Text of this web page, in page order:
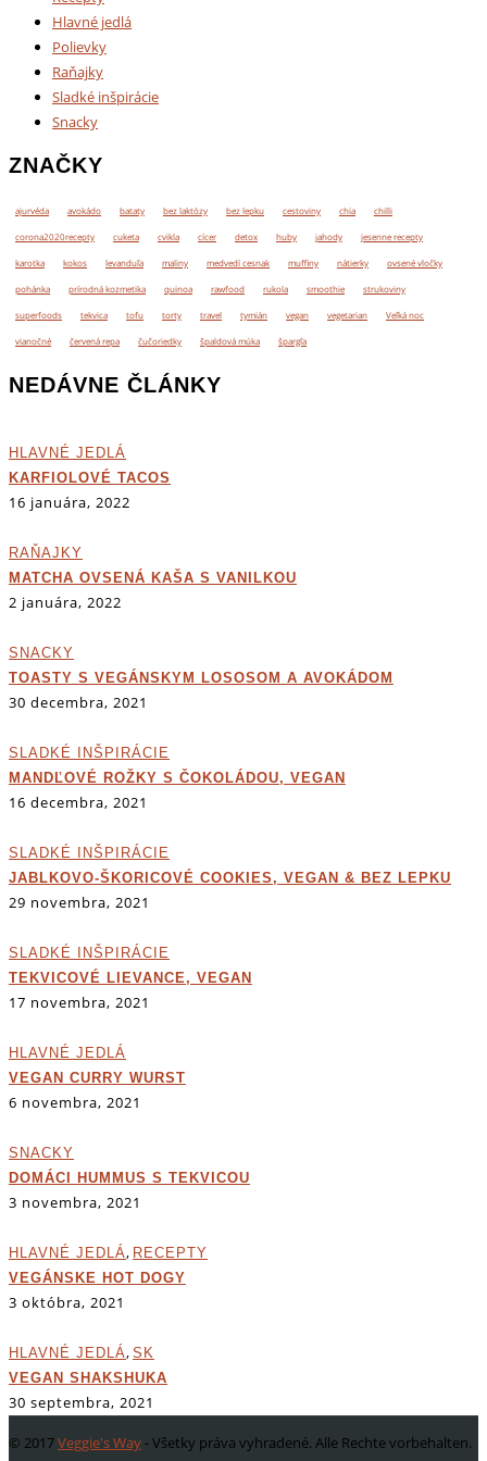
Hlavné jedlá
Polievky
Raňajky
Sladké inšpirácie
Snacky
ZNAČKY
ajurvéda avokádo bataty bez laktózy bez lepku cestoviny chia chilli
corona2020recepty cuketa cvikla cícer detox huby jahody jesenne recepty
karotka kokos levanduľa maliny medvedí cesnak muffiny nátierky ovsené vločky
pohánka prírodná kozmetika quinoa rawfood rukola smoothie strukoviny
superfoods tekvica tofu torty travel tymián vegan vegetarian Veľká noc
vianočné červená repa čučoriedky špaldová múka špargľa
NEDÁVNE ČLÁNKY
HLAVNÉ JEDLÁ
KARFIOLOVÉ TACOS
16 januára, 2022
RAŇAJKY
MATCHA OVSENÁ KAŠA S VANILKOU
2 januára, 2022
SNACKY
TOASTY S VEGÁNSKYM LOSOSOM A AVOKÁDOM
30 decembra, 2021
SLADKÉ INŠPIRÁCIE
MANDĽOVÉ ROŽKY S ČOKOLÁDOU, VEGAN
16 decembra, 2021
SLADKÉ INŠPIRÁCIE
JABLKOVO-ŠKORICOVÉ COOKIES, VEGAN & BEZ LEPKU
29 novembra, 2021
SLADKÉ INŠPIRÁCIE
TEKVICOVÉ LIEVANCE, VEGAN
17 novembra, 2021
HLAVNÉ JEDLÁ
VEGAN CURRY WURST
6 novembra, 2021
SNACKY
DOMÁCI HUMMUS S TEKVICOU
3 novembra, 2021
HLAVNÉ JEDLÁ, RECEPTY
VEGÁNSKE HOT DOGY
3 októbra, 2021
HLAVNÉ JEDLÁ, SK
VEGAN SHAKSHUKA
30 septembra, 2021
© 2017Veggie's Way - Všetky práva vyhradené. Alle Rechte vorbehalten.